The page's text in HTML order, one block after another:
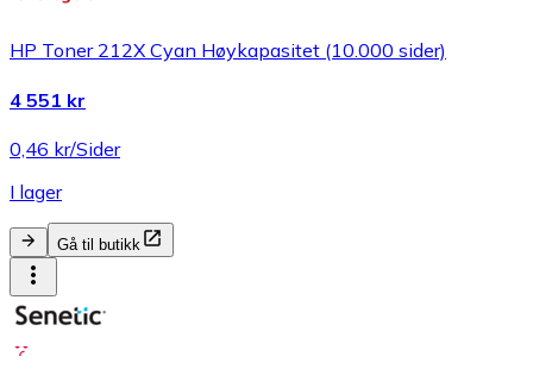
HP Toner 212X Cyan Høykapasitet (10.000 sider)
4 551 kr
0,46 kr/Sider
I lager
Gå til butikk